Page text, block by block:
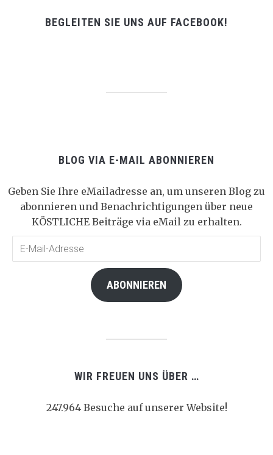
BEGLEITEN SIE UNS AUF FACEBOOK!
BLOG VIA E-MAIL ABONNIEREN
Geben Sie Ihre eMailadresse an, um unseren Blog zu
abonnieren und Benachrichtigungen über neue
KÖSTLICHE Beiträge via eMail zu erhalten.
ABONNIEREN
WIR FREUEN UNS ÜBER …
247.964 Besuche auf unserer Website!